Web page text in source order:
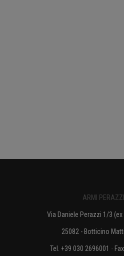
ARMI PERAZZI
Via Daniele Perazzi 1/3
25082 - Botticino
Tel. +39 030 2696001 -